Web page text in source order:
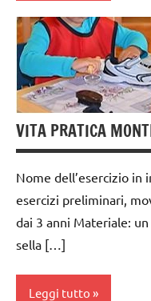
TUTTI GLI
ARGOMENTI
PER ETA'
TUTTI GLI
ARTICOLI
VITA
PRATICA
cura
di
sè
GUIDA
MONTESSORI
VITA PRATICA
Nome dell’esercizio in
esercizi preliminari,
dai 3 anni Materiale:
sella […]
Leggi tutto